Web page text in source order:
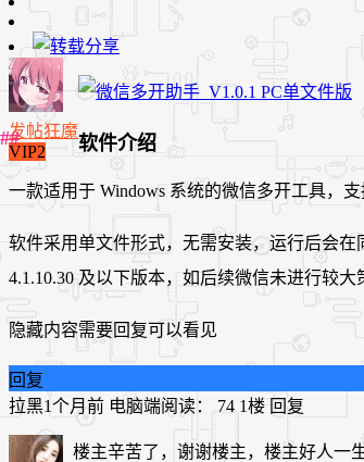
发帖狂魔
VIP2
软件介绍
一款适用于 Windows 系统的微信多开工具，
软件采用单文件形式，无需安装，运行后会在
4.1.10.30 及以下版本，如后续微信未进行较大
隐藏内容需要回复可以看见
回复
拉黑1个月前 电脑端阅读： 74 1楼 回复
楼主辛苦了，谢谢楼主，楼主好人一